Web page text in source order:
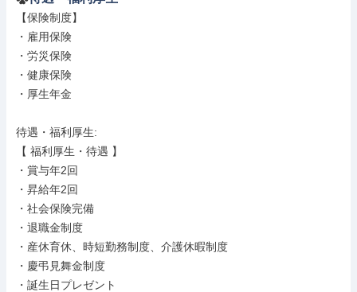
【保険制度】
・雇用保険
・労災保険
・健康保険
・厚生年金
待遇・福利厚生:
【 福利厚生・待遇 】
・賞与年2回
・昇給年2回
・社会保険完備
・退職金制度
・産休育休、時短勤務制度、介護休暇制度
・慶弔見舞金制度
・誕生日プレゼント